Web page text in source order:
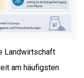
Landwirtschaft
am häufigsten